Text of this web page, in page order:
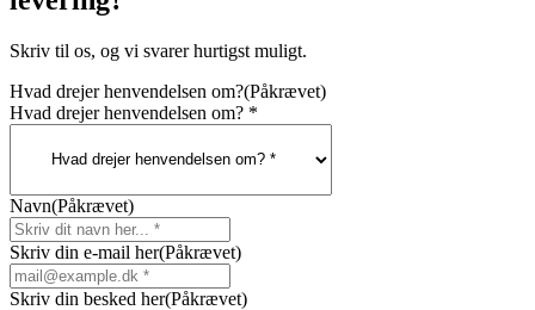
Skriv til os, og vi svarer hurtigst muligt.
Hvad drejer henvendelsen om?(Påkrævet)
Hvad drejer henvendelsen om? *
Navn(Påkrævet)
Skriv din e-mail her(Påkrævet)
Skriv din besked her(Påkrævet)